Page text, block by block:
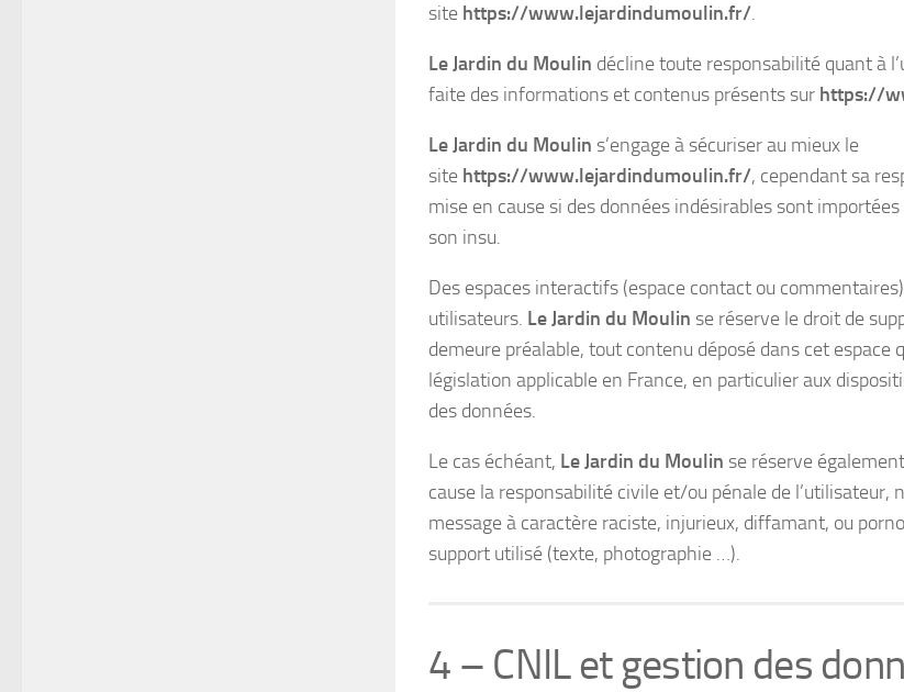
site https://www.lejardindumoulin.fr/.
Le Jardin du Moulin décline toute responsabilité quant à
faite des informations et contenus présents sur https://
Le Jardin du Moulin s’engage à sécuriser au mieux le
site https://www.lejardindumoulin.fr/, cependant sa
mise en cause si des données indésirables sont
son insu.
Des espaces interactifs (espace contact ou
utilisateurs. Le Jardin du Moulin se réserve le droit de
demeure préalable, tout contenu déposé dans cet espace
législation applicable en France, en particulier aux
des données.
Le cas échéant, Le Jardin du Moulin se réserve
cause la responsabilité civile et/ou pénale de l’utilisateur,
message à caractère raciste, injurieux, diffamant, ou
support utilisé (texte, photographie …).
4 – CNIL et gestion des